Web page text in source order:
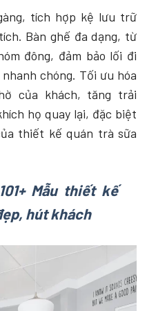
tích hợp kệ lưu trữ
Bàn ghế đa dạng, từ
đông, đảm bảo lối đi
chóng. Tối ưu hóa
của khách, tăng trải
họ quay lại, đặc biệt
thiết kế quán trà sữa
101+ Mẫu thiết kế
hút khách